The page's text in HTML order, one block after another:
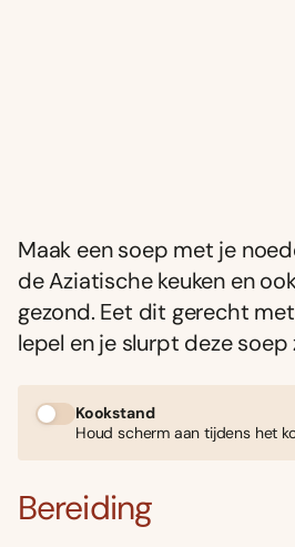
Maak een soep met je
de Aziatische keuken en
gezond. Eet dit gerecht
lepel en je slurpt deze soep
Kookstand
Houd scherm aan tijdens het
Bereiding